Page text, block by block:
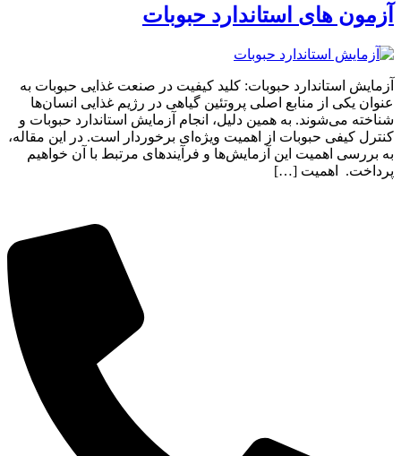
آزمون های استاندارد حبوبات
آزمایش استاندارد حبوبات: کلید کیفیت در صنعت غذایی حبوبات به
عنوان یکی از منابع اصلی پروتئین گیاهی در رژیم غذایی انسان‌ها
شناخته می‌شوند. به همین دلیل، انجام آزمایش استاندارد حبوبات و
کنترل کیفی حبوبات از اهمیت ویژه‌ای برخوردار است. در این مقاله،
به بررسی اهمیت این آزمایش‌ها و فرآیندهای مرتبط با آن خواهیم
پرداخت. اهمیت […]